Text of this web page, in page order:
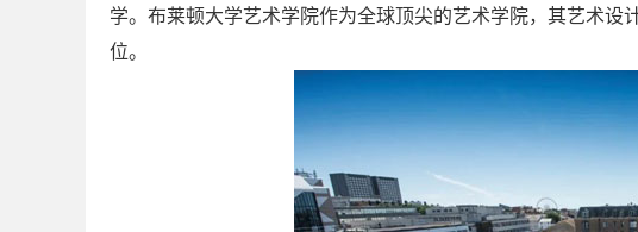
学。布莱顿大学艺术学院作为全球顶尖的艺术学院，其艺术
位。